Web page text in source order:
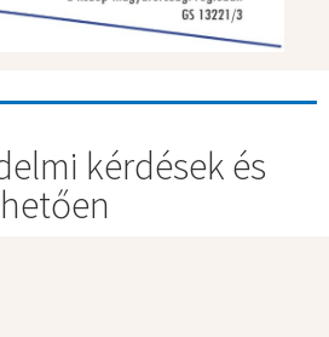
kérdések és